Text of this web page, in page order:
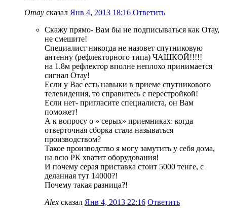
Отау сказал Янв 4, 2013 18:16 Ответить
Скажу прямо- Вам бы не подписываться как Отау,
не смешите!
Специалист никогда не назовет спутниковую
антенну (рефлекторного типа) ЧАШКОЙ!!!!!
на 1.8м рефлектор вполне неплохо принимается
сигнал Отау!
Если у Вас есть навыки в приеме спутникового
телевидения, то справитесь с перестройкой!
Если нет- пригласите специалиста, он Вам
поможет!
А к вопросу о » серых» приемниках: когда
отверточная сборка стала называться
производством?
Такое производство я могу замутить у себя дома,
на всю РК хватит оборудования!
И почему серая приставка стоит 5000 тенге, с
деланная тут 14000?!
Почему такая разница?!
Alex сказал Янв 4, 2013 22:16 Ответить